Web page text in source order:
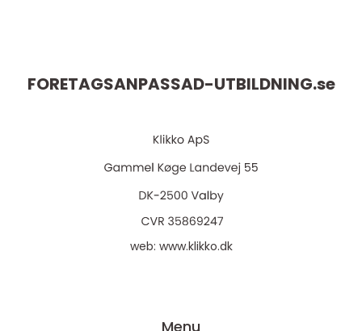
FORETAGSANPASSAD-UTBILDNING.se
web: www.klikko.dk
Menu